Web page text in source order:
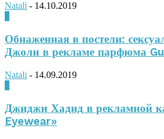
Natali - 14.10.2019
Обнаженная в постели:
Джоли в рекламе парфюма
Natali - 14.09.2019
Джиджи Хадид в рекламной
Eyewear»